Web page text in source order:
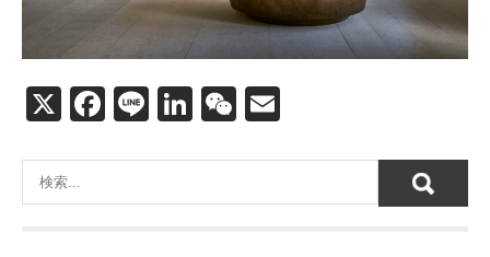
X
F
c
e
Li
e
Li
k
e
W
C
h
ail